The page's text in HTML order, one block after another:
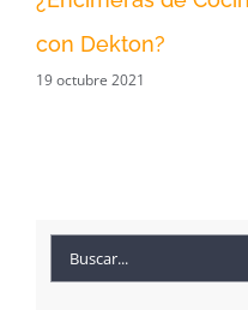
con Dekton?
19 octubre 2021
Buscar: